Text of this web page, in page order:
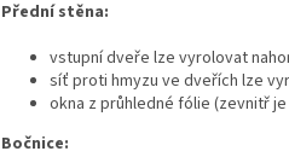
Přední stěna:
vstupní dveře lze vyrolovat
síť proti hmyzu ve dveřích lze
okna z průhledné fólie (zevnitř
Bočnice: